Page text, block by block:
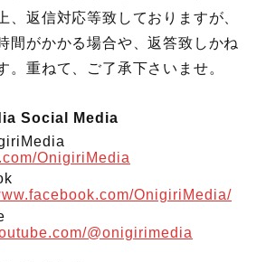
、返信対応等致しておりますが、
間がかかる場合や、返答致しかね
。重ねて、ご了承下さいませ。
Social Media
OnigiriMedia
OnigiriMedia/
@onigirimedia